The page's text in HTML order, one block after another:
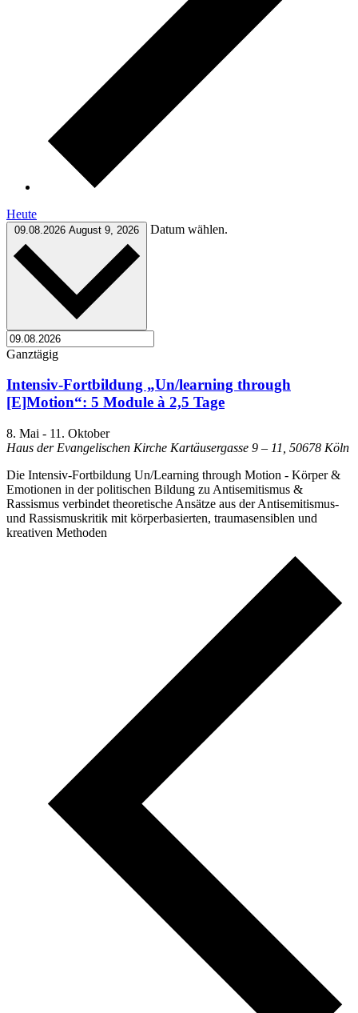
Heute
09.08.2026 August 9, 2026 Datum wählen.
Ganztägig
Intensiv-Fortbildung „Un/learning through
[E]Motion“: 5 Module à 2,5 Tage
8. Mai - 11. Oktober
Haus der Evangelischen Kirche Kartäusergasse 9 – 11, 50678 Köln
Die Intensiv-Fortbildung Un/Learning through Motion - Körper &
Emotionen in der politischen Bildung zu Antisemitismus &
Rassismus verbindet theoretische Ansätze aus der Antisemitismus-
und Rassismuskritik mit körperbasierten, traumasensiblen und
kreativen Methoden